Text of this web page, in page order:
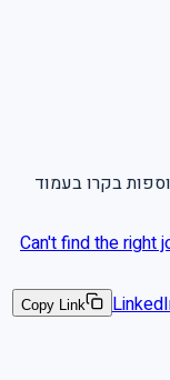
בקרו בעמוד
Can't find the right
Copy Link